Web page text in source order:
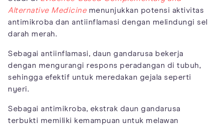
Alternative Medicinemenunjukkan potensi aktivitas
antimikroba dan antiinflamasi dengan melindungi sel
darah merah.
Sebagai antiinflamasi, daun gandarusa bekerja
dengan mengurangi respons peradangan di tubuh,
sehingga efektif untuk meredakan gejala seperti
nyeri.
Sebagai antimikroba, ekstrak daun gandarusa
terbukti memiliki kemampuan untuk melawan